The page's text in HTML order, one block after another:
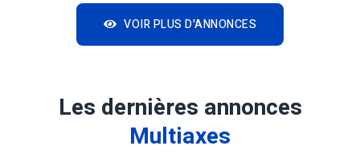
VOIR PLUS D'ANNONCES
Les dernières annonces
Multiaxes